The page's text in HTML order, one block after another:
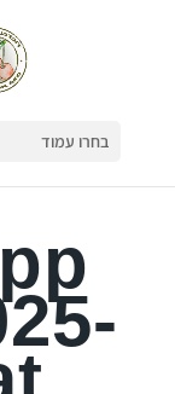
בחרו עמוד